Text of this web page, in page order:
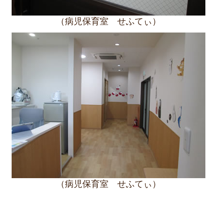
（病児保育室 せふてぃ）
（病児保育室 せふてぃ）